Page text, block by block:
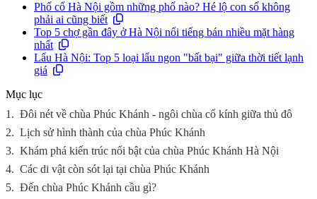
Phố cổ Hà Nội gồm những phố nào? Hé lộ con số không
phải ai cũng biết
Top 5 chợ gần đây ở Hà Nội nổi tiếng bán nhiều mặt hàng
nhất
Lẩu Hà Nội: Top 5 loại lẩu ngon "bất bại" giữa thời tiết lạnh
giá
Mục lục
1. Đôi nét về chùa Phúc Khánh - ngôi chùa cổ kính giữa thủ đô
2. Lịch sử hình thành của chùa Phúc Khánh
3. Khám phá kiến trúc nổi bật của chùa Phúc Khánh Hà Nội
4. Các di vật còn sót lại tại chùa Phúc Khánh
5. Đến chùa Phúc Khánh cầu gì?